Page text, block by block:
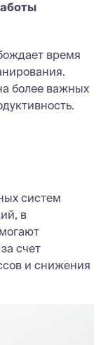
время
более важных
систем
в
счет
и снижения